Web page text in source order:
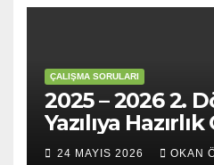
ÇALIŞMA SORULARI
2025 – 2026 2.
Yazılıya
Soruları
24 MAYIS 2026 OKAN